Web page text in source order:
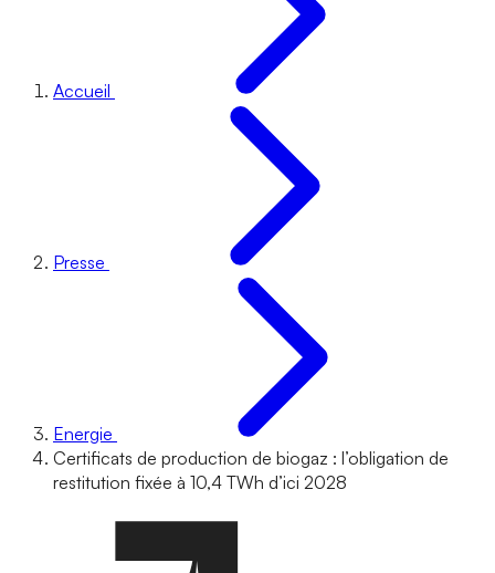
Accueil
Presse
Energie
Certificats de production de biogaz : l’obligation de
restitution fixée à 10,4 TWh d’ici 2028